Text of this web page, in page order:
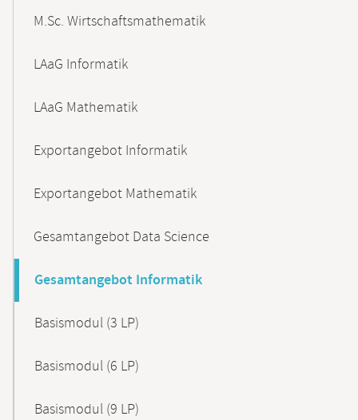
M.Sc. Wirtschaftsmathematik
LAaG Informatik
LAaG Mathematik
Exportangebot Informatik
Exportangebot Mathematik
Gesamtangebot Data Science
Gesamtangebot Informatik
Basismodul (3 LP)
Basismodul (6 LP)
Basismodul (9 LP)